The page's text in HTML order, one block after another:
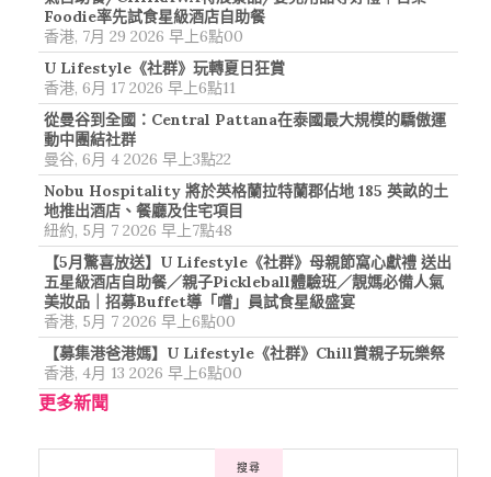
Foodie率先試食星級酒店自助餐
香港, 7月 29 2026 早上6點00
U Lifestyle《社群》玩轉夏日狂賞
香港, 6月 17 2026 早上6點11
從曼谷到全國：Central Pattana在泰國最大規模的驕傲運
動中團結社群
曼谷, 6月 4 2026 早上3點22
Nobu Hospitality 將於英格蘭拉特蘭郡佔地 185 英畝的土
地推出酒店、餐廳及住宅項目
紐約, 5月 7 2026 早上7點48
【5月驚喜放送】U Lifestyle《社群》母親節窩心獻禮 送出
五星級酒店自助餐／親子Pickleball體驗班／靚媽必備人氣
美妝品｜招募Buffet導「嚐」員試食星級盛宴
香港, 5月 7 2026 早上6點00
【募集港爸港媽】U Lifestyle《社群》Chill賞親子玩樂祭
香港, 4月 13 2026 早上6點00
更多新聞
搜尋